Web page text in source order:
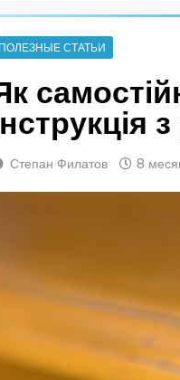
ПОЛЕЗНЫЕ СТАТЬИ
Степан Филатов 8